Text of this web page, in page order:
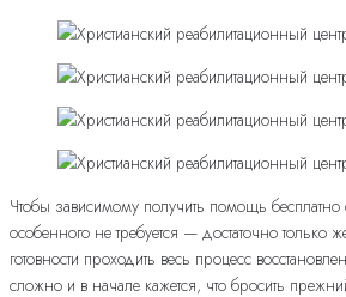
Чтобы зависимому получить помощь бесплатно
особенного не требуется — достаточно только
готовности проходить весь процесс
сложно и в начале кажется, что бросить